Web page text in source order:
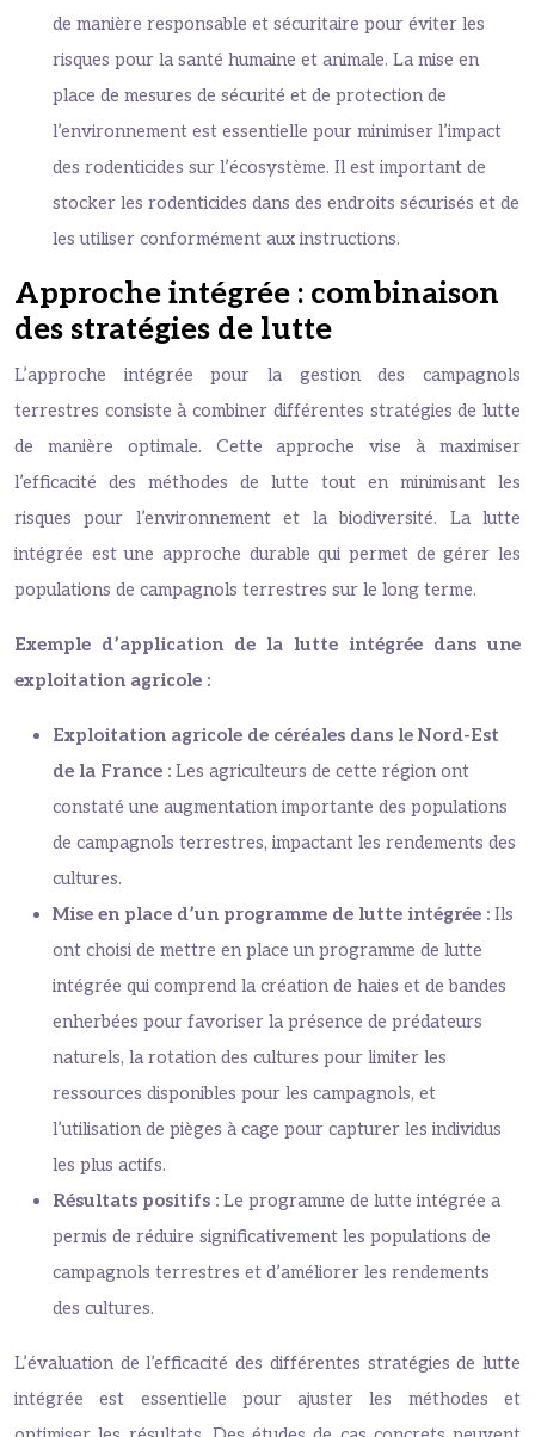
de manière responsable et sécuritaire pour éviter les
risques pour la santé humaine et animale. La mise en
place de mesures de sécurité et de protection de
l’environnement est essentielle pour minimiser l’impact
des rodenticides sur l’écosystème. Il est important de
stocker les rodenticides dans des endroits sécurisés et de
les utiliser conformément aux instructions.
Approche intégrée : combinaison
des stratégies de lutte
L’approche intégrée pour la gestion des campagnols
terrestres consiste à combiner différentes stratégies de lutte
de manière optimale. Cette approche vise à maximiser
l’efficacité des méthodes de lutte tout en minimisant les
risques pour l’environnement et la biodiversité. La lutte
intégrée est une approche durable qui permet de gérer les
populations de campagnols terrestres sur le long terme.
Exemple d’application de la lutte intégrée dans une
exploitation agricole :
Exploitation agricole de céréales dans le Nord-Est
de la France : Les agriculteurs de cette région ont
constaté une augmentation importante des populations
de campagnols terrestres, impactant les rendements des
cultures.
Mise en place d’un programme de lutte intégrée : Ils
ont choisi de mettre en place un programme de lutte
intégrée qui comprend la création de haies et de bandes
enherbées pour favoriser la présence de prédateurs
naturels, la rotation des cultures pour limiter les
ressources disponibles pour les campagnols, et
l’utilisation de pièges à cage pour capturer les individus
les plus actifs.
Résultats positifs : Le programme de lutte intégrée a
permis de réduire significativement les populations de
campagnols terrestres et d’améliorer les rendements
des cultures.
L’évaluation de l’efficacité des différentes stratégies de lutte
intégrée est essentielle pour ajuster les méthodes et